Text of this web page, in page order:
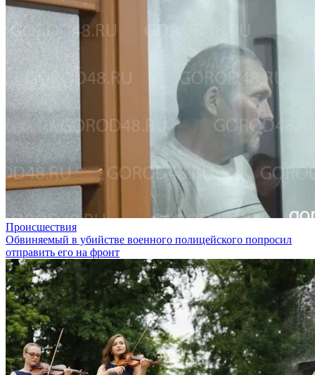
Происшествия
Обвиняемый в убийстве военного полицейского попросил
отправить его на фронт